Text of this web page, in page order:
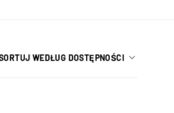
WEDŁUG DOSTĘPNOŚCI